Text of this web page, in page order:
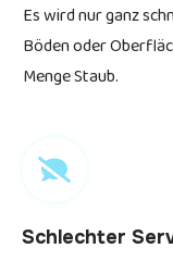
Es wird nur ganz
Böden oder
Menge Staub.
Schlechter